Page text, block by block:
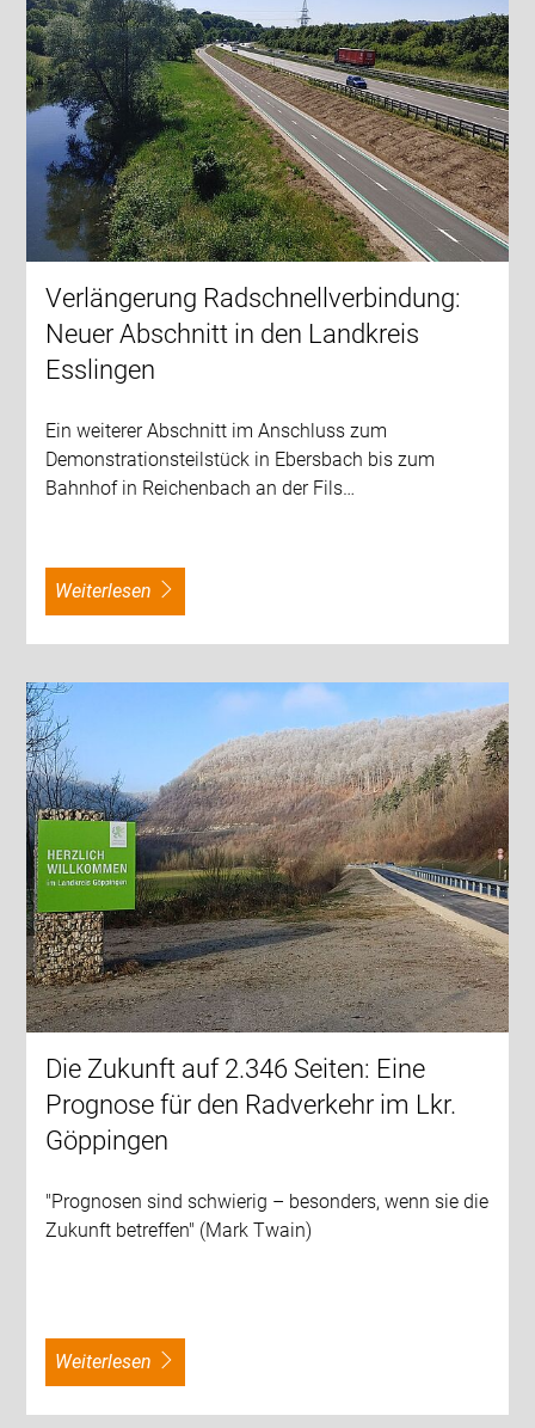
Verlängerung Radschnellverbindung:
Neuer Abschnitt in den Landkreis
Esslingen
Ein weiterer Abschnitt im Anschluss zum
Demonstrationsteilstück in Ebersbach bis zum
Bahnhof in Reichenbach an der Fils…
weiterlesen
Die Zukunft auf 2.346 Seiten: Eine
Prognose für den Radverkehr im Lkr.
Göppingen
"Prognosen sind schwierig – besonders, wenn sie die
Zukunft betreffen" (Mark Twain)
weiterlesen